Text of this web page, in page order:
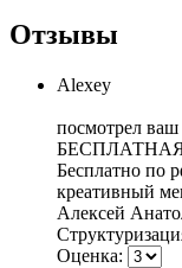
Отзывы
Alexey
посмотрел
БЕСПЛАТНАЯ
Бесплатно по
креативный
Алексей
Оценка: